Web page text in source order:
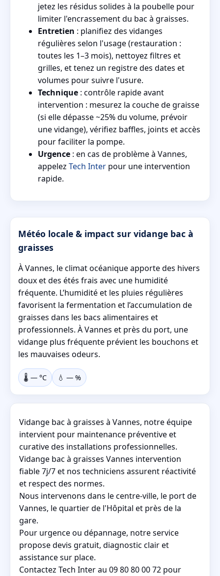
jetez les résidus solides à la poubelle pour
limiter l'encrassement du bac à graisses.
Entretien : planifiez des vidanges
régulières selon l'usage (restauration :
toutes les 1–3 mois), nettoyez filtres et
grilles, et tenez un registre des dates et
volumes pour suivre l'usure.
Technique : contrôle rapide avant
intervention : mesurez la couche de graisse
(si elle dépasse ~25% du volume, prévoir
une vidange), vérifiez baffles, joints et accès
pour faciliter la pompe.
Urgence : en cas de problème à Vannes,
appelez Tech Inter pour une intervention
rapide.
Météo locale & impact sur vidange bac à
graisses
À Vannes, le climat océanique apporte des hivers
doux et des étés frais avec une humidité
fréquente. L’humidité et les pluies régulières
favorisent la fermentation et l’accumulation de
graisses dans les bacs alimentaires et
professionnels. À Vannes et près du port, une
vidange plus fréquente prévient les bouchons et
les mauvaises odeurs.
🌡️ — °C 💧 — %
Vidange bac à graisses à Vannes, notre équipe
intervient pour maintenance préventive et
curative des installations professionnelles.
Vidange bac à graisses Vannes intervention
fiable 7j/7 et nos techniciens assurent réactivité
et respect des normes.
Nous intervenons dans le centre-ville, le port de
Vannes, le quartier de l'Hôpital et près de la
gare.
Pour urgence ou dépannage, notre service
propose devis gratuit, diagnostic clair et
assistance sur place.
Contactez Tech Inter au 09 80 80 00 72 pour